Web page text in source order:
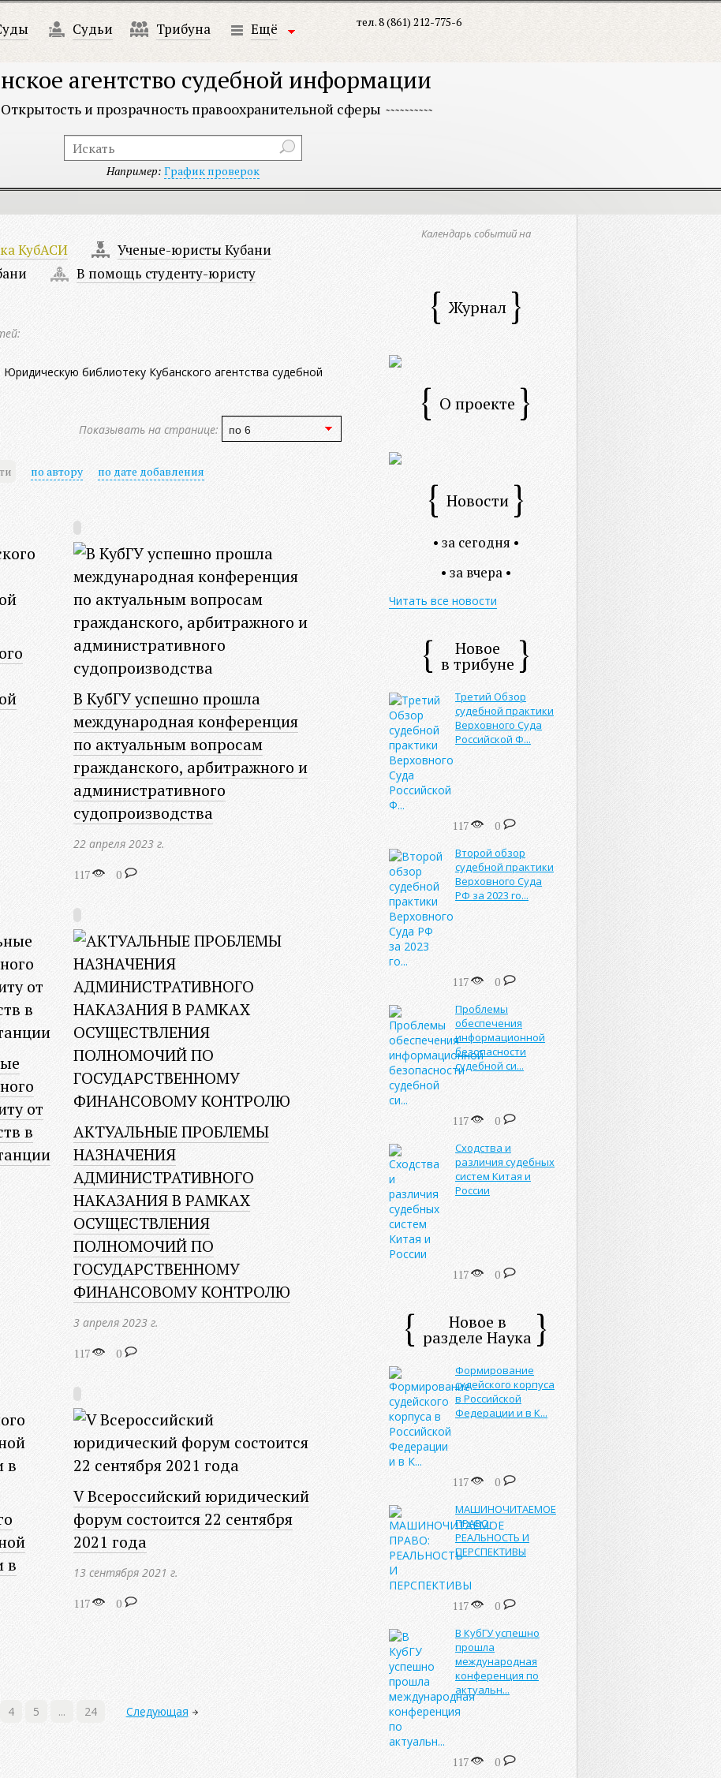
Судьи Трибуна Ещё тел. 8 (861) 212-775-6
агентство судебной информации
Открытость и прозрачность правоохранительной сферы
Например: График проверок
КубАСИ
Ученые-юристы Кубани
В помощь студенту-юристу
библиотеку Кубанского агентства судебной
Показывать на странице:
по автору по дате добавления
В КубГУ успешно прошла
международная конференция
по актуальным вопросам
гражданского, арбитражного и
административного
судопроизводства
22 апреля 2023 г.
117 0
от
в
АКТУАЛЬНЫЕ ПРОБЛЕМЫ
НАЗНАЧЕНИЯ
АДМИНИСТРАТИВНОГО
НАКАЗАНИЯ В РАМКАХ
ОСУЩЕСТВЛЕНИЯ
ПОЛНОМОЧИЙ ПО
ГОСУДАРСТВЕННОМУ
ФИНАНСОВОМУ КОНТРОЛЮ
3 апреля 2023 г.
117 0
в
V Всероссийский юридический
форум состоится 22 сентября
2021 года
13 сентября 2021 г.
117 0
4 5 ... 24 Следующая
Календарь событий на
Журнал
О проекте
Новости
• за сегодня •
• за вчера •
Читать все новости
Новое
в трибуне
Третий Обзор
судебной практики
Верховного Суда
Российской Ф...
117 0
Второй обзор
судебной практики
Верховного Суда
РФ за 2023 го...
117 0
Проблемы
обеспечения
информационной
безопасности
судебной си...
117 0
Сходства и
различия судебных
систем Китая и
России
117 0
Новое в
разделе Наука
Формирование
судейского корпуса
в Российской
Федерации и в К...
117 0
МАШИНОЧИТАЕМОЕ
ПРАВО:
РЕАЛЬНОСТЬ И
ПЕРСПЕКТИВЫ
117 0
В КубГУ успешно
прошла
международная
конференция по
актуальн...
117 0